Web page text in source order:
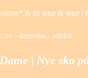
& fri retur & retur |
› damesko › adidas
| Nye sko